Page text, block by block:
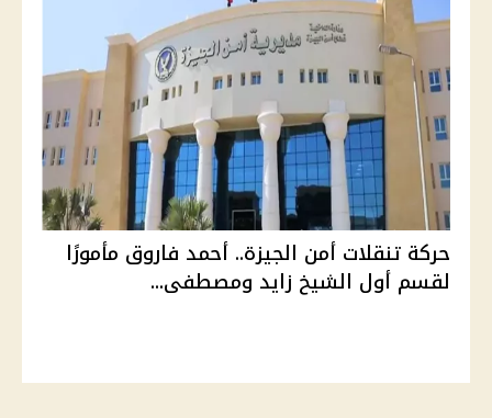
حركة تنقلات أمن الجيزة.. أحمد فاروق مأمورًا
لقسم أول الشيخ زايد ومصطفى...